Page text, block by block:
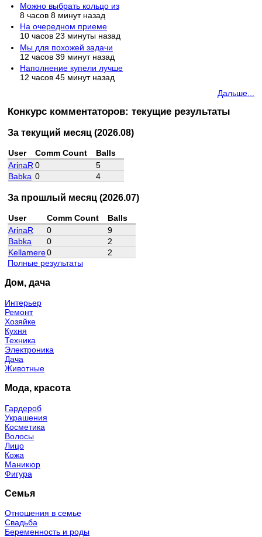
Можно выбрать кольцо из
8 часов 8 минут назад
На очередном приеме
10 часов 23 минуты назад
Мы для похожей задачи
12 часов 39 минут назад
Наполнение купели лучше
12 часов 45 минут назад
Дальше...
Конкурс комментаторов: текущие результаты
За текущий месяц (2026.08)
User Comm Count
Balls
ArinaR0
5
Babka 0 4
За прошлый месяц (2026.07)
User Comm Count
Balls
ArinaR
0
9
Babka
0
2
Kellamere0
2
Полные результаты
Дом, дача
Интерьер
Ремонт
Хозяйке
Кухня
Техника
Электроника
Дача
Животные
Мода, красота
Гардероб
Украшения
Косметика
Волосы
Лицо
Кожа
Маникюр
Фигура
Семья
Отношения в семье
Свадьба
Беременность и роды